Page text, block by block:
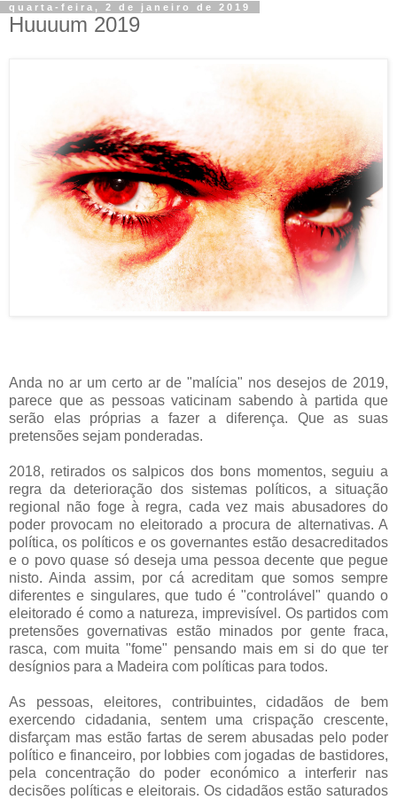
quarta-feira, 2 de janeiro de 2019
Huuuum 2019
Anda no ar um certo ar de "malícia" nos desejos de 2019,
parece que as pessoas vaticinam sabendo à partida que
serão elas próprias a fazer a diferença. Que as suas
pretensões sejam ponderadas.
2018, retirados os salpicos dos bons momentos, seguiu a
regra da deterioração dos sistemas políticos, a situação
regional não foge à regra, cada vez mais abusadores do
poder provocam no eleitorado a procura de alternativas. A
política, os políticos e os governantes estão desacreditados
e o povo quase só deseja uma pessoa decente que pegue
nisto. Ainda assim, por cá acreditam que somos sempre
diferentes e singulares, que tudo é "controlável" quando o
eleitorado é como a natureza, imprevisível. Os partidos com
pretensões governativas estão minados por gente fraca,
rasca, com muita "fome" pensando mais em si do que ter
desígnios para a Madeira com políticas para todos.
As pessoas, eleitores, contribuintes, cidadãos de bem
exercendo cidadania, sentem uma crispação crescente,
disfarçam mas estão fartas de serem abusadas pelo poder
político e financeiro, por lobbies com jogadas de bastidores,
pela concentração do poder económico a interferir nas
decisões políticas e eleitorais. Os cidadãos estão saturados